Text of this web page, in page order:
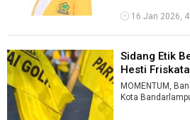
16 Jan 2026,
Sidang Etik
Hesti
MOMENTUM,
Kota